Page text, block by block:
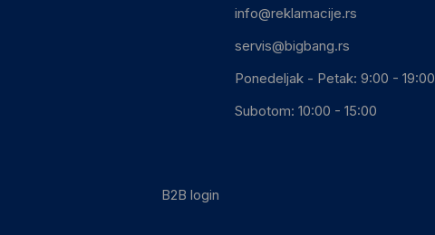
info@reklamacije.rs
servis@bigbang.rs
Ponedeljak - Petak: 9:00 - 19:00
Subotom: 10:00 - 15:00
B2B login